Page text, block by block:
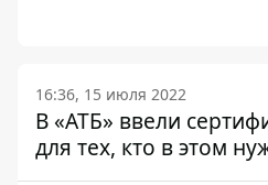
16:36, 15 июля 2022
В «АТБ» ввели
для тех, кто в этом